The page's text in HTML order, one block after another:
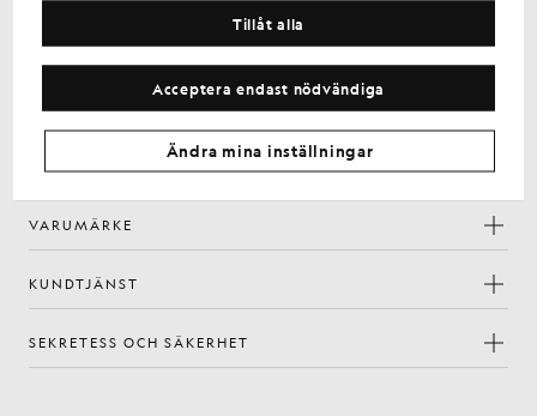
Inställningar för cookies
Facebook
Instagram
YouTube
TikTok
VARUMÄRKE
KUNDTJÄNST
SEKRETESS OCH SÄKERHET
Acceptera endast nödvändiga
Tillåt alla
Ändra mina inställningar